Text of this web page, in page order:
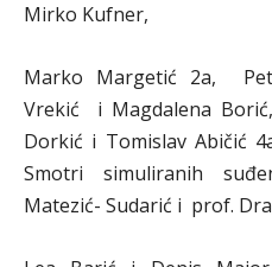
Mirko Kufner,
Marko Margetić 2a,
Vrekić i Magdalena
Dorkić i Tomislav Abičić
Smotri simuliranih
Matezić- Sudarić i prof.